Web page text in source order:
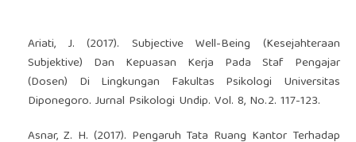
Ariati, J. (2017). Subjective Well-Being (Kesejahteraan
Subjektive) Dan Kepuasan Kerja Pada Staf Pengajar
(Dosen) Di Lingkungan Fakultas Psikologi Universitas
Diponegoro. Jurnal Psikologi Undip. Vol. 8, No.2. 117-123.
Asnar, Z. H. (2017). Pengaruh Tata Ruang Kantor Terhadap